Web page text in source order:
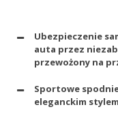
Ubezpieczenie
auta przez
przewożony na
Sportowe
eleganckim